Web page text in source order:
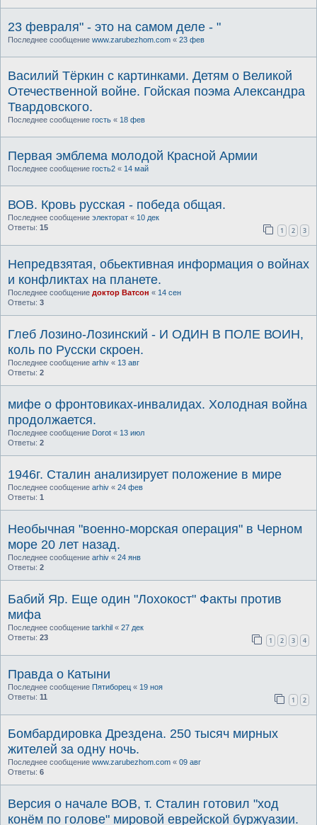
23 февраля" - это на самом деле - "
Последнее сообщение www.zarubezhom.com « 23 фев
Василий Тёркин с картинками. Детям о Великой
Отечественной войне. Гойская поэма Александра
Твардовского.
Последнее сообщение гость « 18 фев
Первая эмблема молодой Красной Армии
Последнее сообщение гость2 « 14 май
ВОВ. Кровь русская - победа общая.
Последнее сообщение электорат « 10 дек
Ответы: 15 1 2 3
Непредвзятая, обьективная информация о войнах
и конфликтах на планете.
Последнее сообщение доктор Ватсон « 14 сен
Ответы: 3
Глеб Лозино-Лозинский - И ОДИН В ПОЛЕ ВОИН,
коль по Русски скроен.
Последнее сообщение arhiv « 13 авг
Ответы: 2
мифе о фронтовиках-инвалидах. Холодная война
продолжается.
Последнее сообщение Dorot « 13 июл
Ответы: 2
1946г. Сталин анализирует положение в мире
Последнее сообщение arhiv « 24 фев
Ответы: 1
Необычная "военно-морская операция" в Черном
море 20 лет назад.
Последнее сообщение arhiv « 24 янв
Ответы: 2
Бабий Яр. Еще один "Лохокост" Факты против
мифа
Последнее сообщение tarkhil « 27 дек
Ответы: 23 1 2 3 4
Правда о Катыни
Последнее сообщение Пятиборец « 19 ноя
Ответы: 11 1 2
Бомбардировка Дрездена. 250 тысяч мирных
жителей за одну ночь.
Последнее сообщение www.zarubezhom.com « 09 авг
Ответы: 6
Версия о начале ВОВ, т. Сталин готовил "ход
конём по голове" мировой еврейской буржуазии.